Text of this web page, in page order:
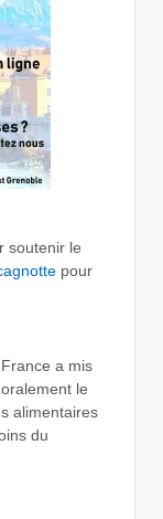
soutenir le
pour
a mis
le
alimentaires
du